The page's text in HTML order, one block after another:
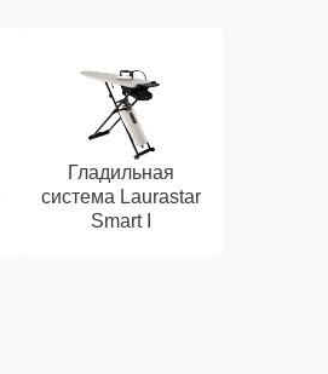
Гладильная
система Laurastar
Smart I